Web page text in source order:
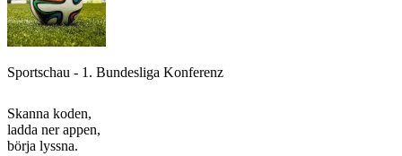
Sportschau - 1. Bundesliga Konferenz
Skanna koden,
ladda ner appen,
börja lyssna.